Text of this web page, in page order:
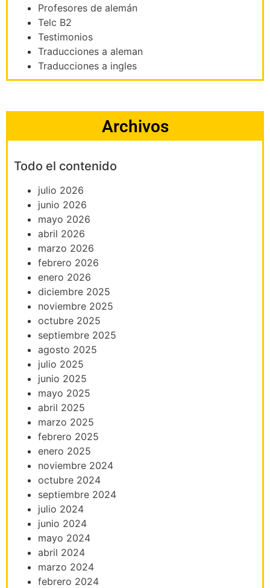
Profesores de alemán
Telc B2
Testimonios
Traducciones a aleman
Traducciones a ingles
Archivos
Todo el contenido
julio 2026
junio 2026
mayo 2026
abril 2026
marzo 2026
febrero 2026
enero 2026
diciembre 2025
noviembre 2025
octubre 2025
septiembre 2025
agosto 2025
julio 2025
junio 2025
mayo 2025
abril 2025
marzo 2025
febrero 2025
enero 2025
noviembre 2024
octubre 2024
septiembre 2024
julio 2024
junio 2024
mayo 2024
abril 2024
marzo 2024
febrero 2024